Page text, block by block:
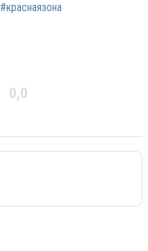
#краснаязона
0,0